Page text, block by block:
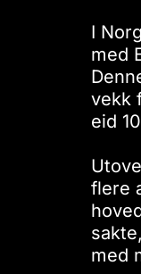
I
med
vekk
eid
flere
med